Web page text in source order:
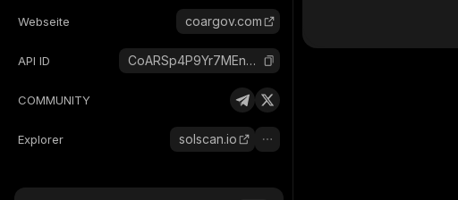
Webseite coargov.com
API ID CoARSp4P9Yr7MEnKMZE7chyAkK3mNbPFyArdQeMm9a1G_solana
COMMUNITY
Explorer solscan.io